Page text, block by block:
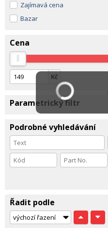
Zajímavá cena
Bazar
Cena
Kč
Parametrický filtr
Podrobné vyhledávání
Řadit podle